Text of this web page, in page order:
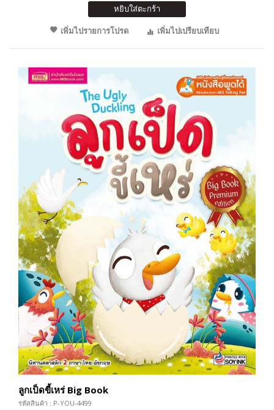
หยิบใส่ตะกร้า
เพิ่มไปรายการโปรด
เพิ่มไปเปรียบเทียบ
ลูกเป็ดขี้เหร่ Big Book
รหัสสินค้า : P-YOU-4499